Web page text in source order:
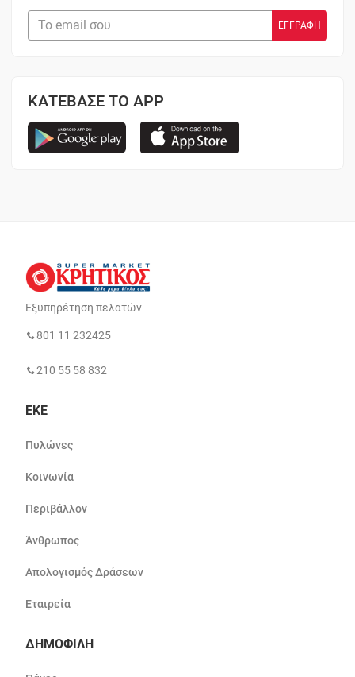
ΚΑΤΕΒΑΣΕ ΤΟ APP
Εξυπηρέτηση πελατών
801 11 232425
210 55 58 832
ΕΚΕ
Πυλώνες
Κοινωνία
Περιβάλλον
Άνθρωπος
Απολογισμός Δράσεων
Εταιρεία
ΔΗΜΟΦΙΛΗ